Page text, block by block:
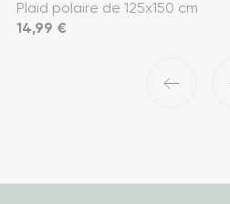
Plaid polaire de 125x150 cm
Prix
14,99 €
‹